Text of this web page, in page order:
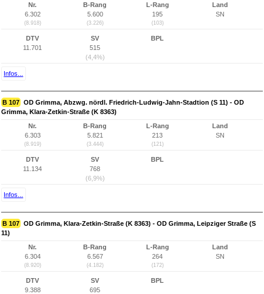
Nr.
6.302
(8.918)
B-Rang
5.600
(3.226)
L-Rang
195
(103)
Land
SN
DTV
11.701
SV
515
(4,4%)
BPL
Infos...
B 107 OD Grimma, Abzwg. nördl. Friedrich-Ludwig-Jahn-Stadtion (S 11) - OD
Grimma, Klara-Zetkin-Straße (K 8363)
Nr.
6.303
(8.919)
B-Rang
5.821
(3.444)
L-Rang
213
(121)
Land
SN
DTV
11.134
SV
768
(6,9%)
BPL
Infos...
B 107 OD Grimma, Klara-Zetkin-Straße (K 8363) - OD Grimma, Leipziger Straße (S
11)
Nr.
6.304
(8.920)
B-Rang
6.567
(4.182)
L-Rang
264
(172)
Land
SN
DTV
9.388
SV
695
BPL